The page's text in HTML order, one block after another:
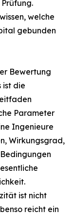
welche
gebunden
Bewertung
ist die
Parameter
Ingenieure
Wirkungsgrad,
ist nicht
reicht ein